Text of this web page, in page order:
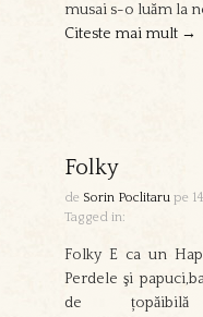
musai s-o luăm la
Citeste mai mult →
Folky
de Sorin Poclitaru pe
Tagged in:
Folky E ca un
Perdele şi
de